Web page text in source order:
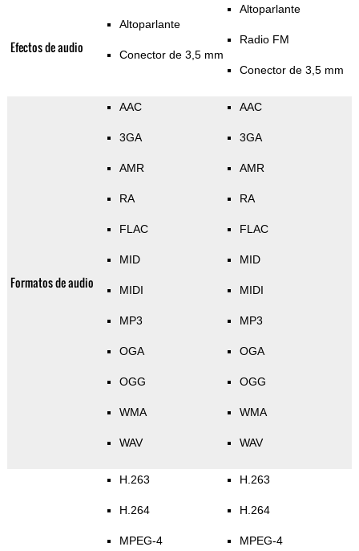
Efectos de audio
Altoparlante
Conector de 3,5 mm
Altoparlante
Radio FM
Conector de 3,5 mm
Formatos de audio
AAC
3GA
AMR
RA
FLAC
MID
MIDI
MP3
OGA
OGG
WMA
WAV
AAC
3GA
AMR
RA
FLAC
MID
MIDI
MP3
OGA
OGG
WMA
WAV
H.263
H.264
MPEG-4
H.263
H.264
MPEG-4